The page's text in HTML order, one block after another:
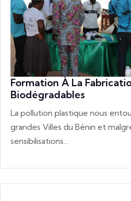
Formation À La
Biodégradables
La pollution plastique nous
grandes Villes du Bénin et
sensibilisations…